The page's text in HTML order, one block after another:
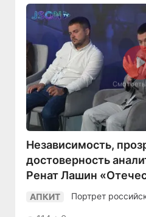
Независимость,
достоверность
Ренат Лашин
АПКИТ
Портрет